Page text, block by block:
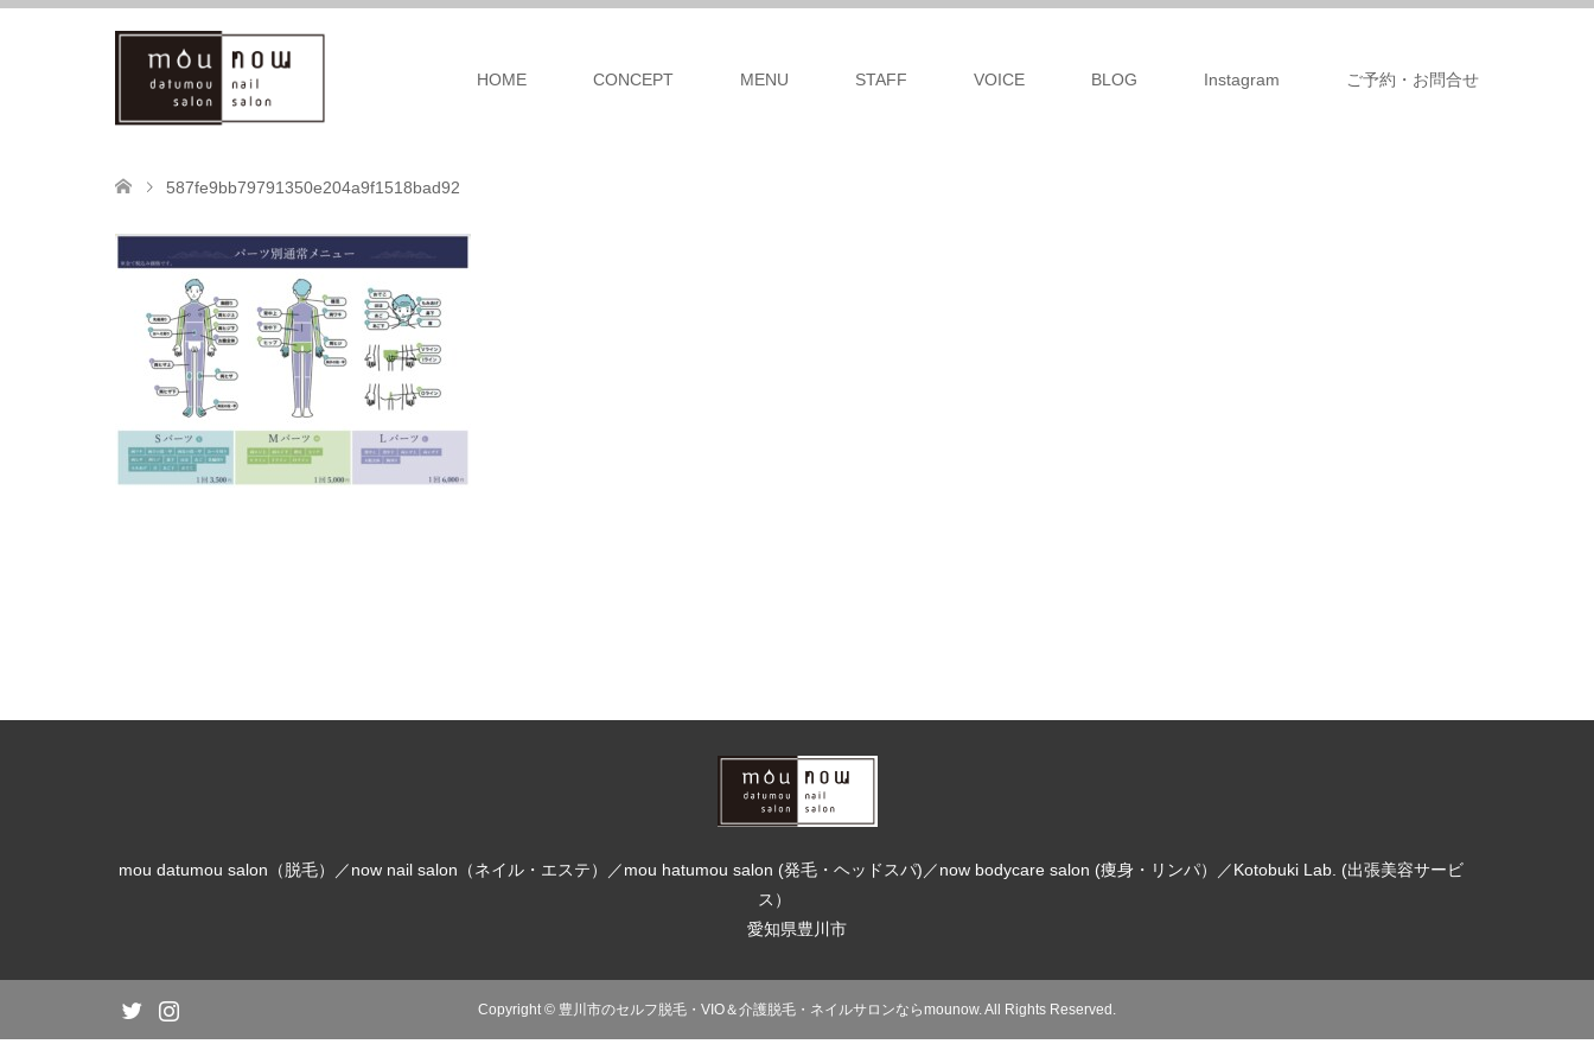
HOME CONCEPT MENU STAFF VOICE BLOG Instagram ご予約・お問合せ
587fe9bb79791350e204a9f1518bad92
mou datumou salon（脱毛）／now nail salon（ネイル・エステ）／mou hatumou salon (発毛・ヘッドスパ)／now bodycare salon (痩身・リンパ）／Kotobuki Lab. (出張美容サービ
ス）
愛知県豊川市
Copyright© 豊川市のセルフ脱毛・VIO＆介護脱毛・ネイルサロンならmounow. All Rights Reserved.